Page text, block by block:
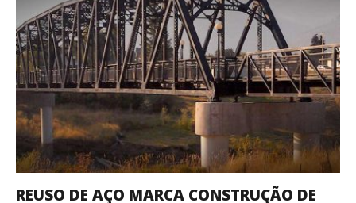
REUSO DE AÇO MARCA CONSTRUÇÃO DE